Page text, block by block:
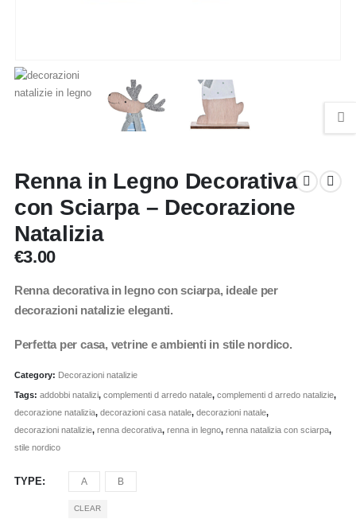
Renna in Legno Decorativa
con Sciarpa – Decorazione
Natalizia
€3.00
Renna decorativa in legno con sciarpa, ideale per
decorazioni natalizie eleganti.
Perfetta per casa, vetrine e ambienti in stile nordico.
Category: Decorazioni natalizie
Tags: addobbi natalizi, complementi d arredo natale, complementi d arredo natalizie,
decorazione natalizia, decorazioni casa natale, decorazioni natale,
decorazioni natalizie, renna decorativa, renna in legno, renna natalizia con sciarpa,
stile nordico
TYPE A B
CLEAR